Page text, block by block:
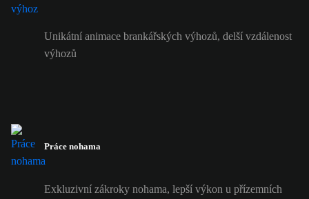
Unikátní animace brankářských výhozů, delší vzdálenost
výhozů
Práce nohama
Exkluzivní zákroky nohama, lepší výkon u přízemních